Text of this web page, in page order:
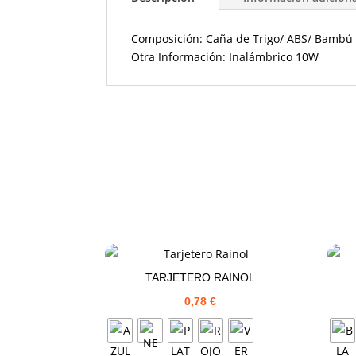
Composición: Caña de Trigo/ ABS/ Bambú
Otra Información: Inalámbrico 10W
TARJETERO RAINOL
0,78 €